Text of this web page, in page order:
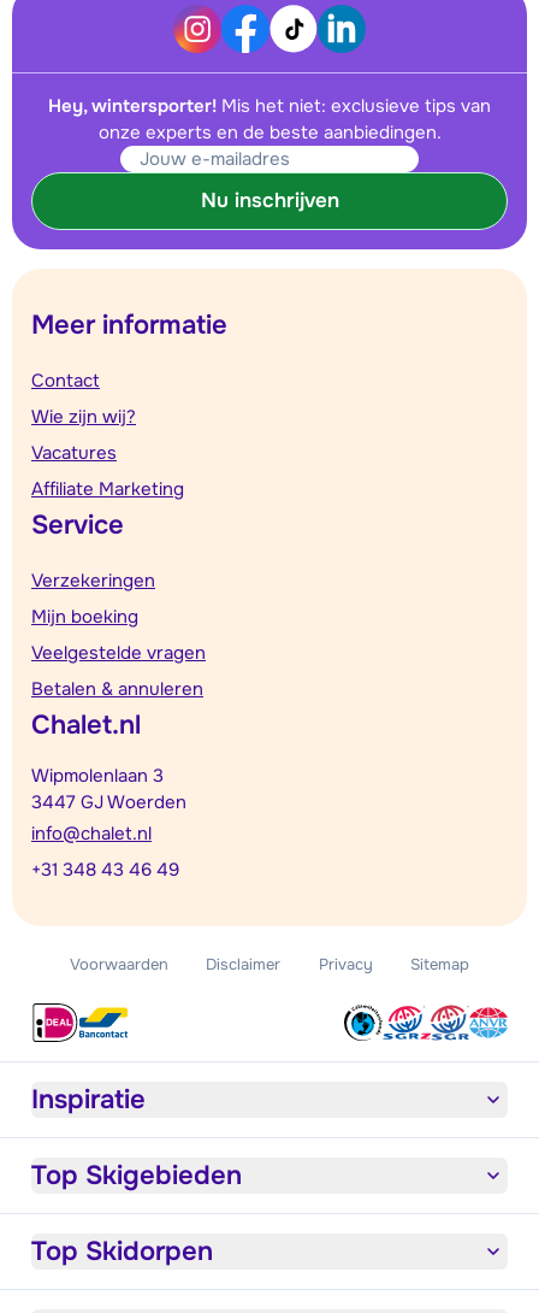
Hey, wintersporter! Mis het niet: exclusieve tips van
onze experts en de beste aanbiedingen.
Nu inschrijven
Meer informatie
Contact
Wie zijn wij?
Vacatures
Affiliate Marketing
Service
Verzekeringen
Mijn boeking
Veelgestelde vragen
Betalen & annuleren
Chalet.nl
Wipmolenlaan 3
3447 GJ Woerden
info@chalet.nl
+31 348 43 46 49
Voorwaarden Disclaimer Privacy Sitemap
Inspiratie
Top Skigebieden
Top Skidorpen